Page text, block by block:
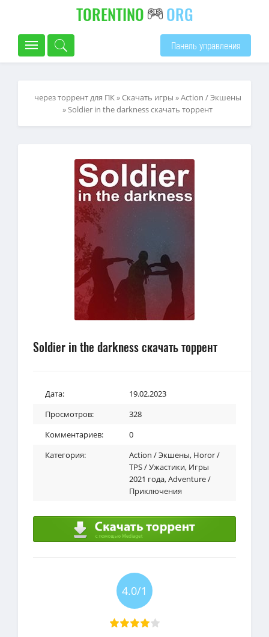
TORENTINO ORG
Панель управления
через торрент для ПК»Скачать игры »Action / Экшены
» Soldier in the darkness скачать торрент
Soldier in the darkness скачать торрент
Дата:
19.02.2023
Просмотров:
328
Комментариев:
0
Категория:
Action / Экшены, Horor /
TPS / Ужастики, Игры
2021 года,Adventure /
Приключения
4.0/1